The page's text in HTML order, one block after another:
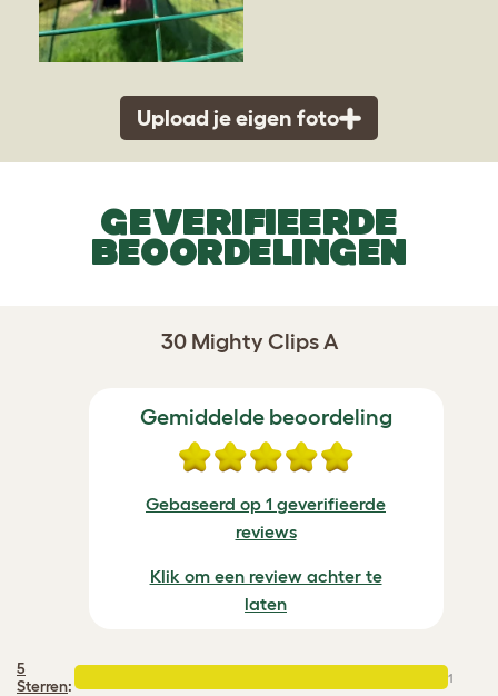
Upload je eigen foto
GEVERIFIEERDE
BEOORDELINGEN
30 Mighty Clips A
Gemiddelde beoordeling
Gebaseerd op 1 geverifieerde
reviews
Klik om een review achter te
laten
5
Sterren: 1